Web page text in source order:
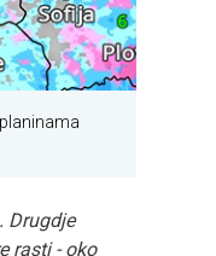
Drugdje
rasti - oko